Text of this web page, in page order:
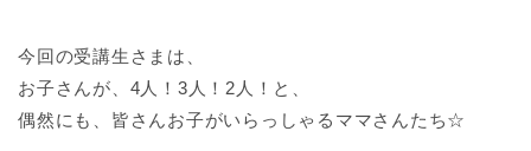
今回の受講生さまは、
お子さんが、4人！3人！2人！と、
偶然にも、皆さんお子がいらっしゃるママさんたち☆